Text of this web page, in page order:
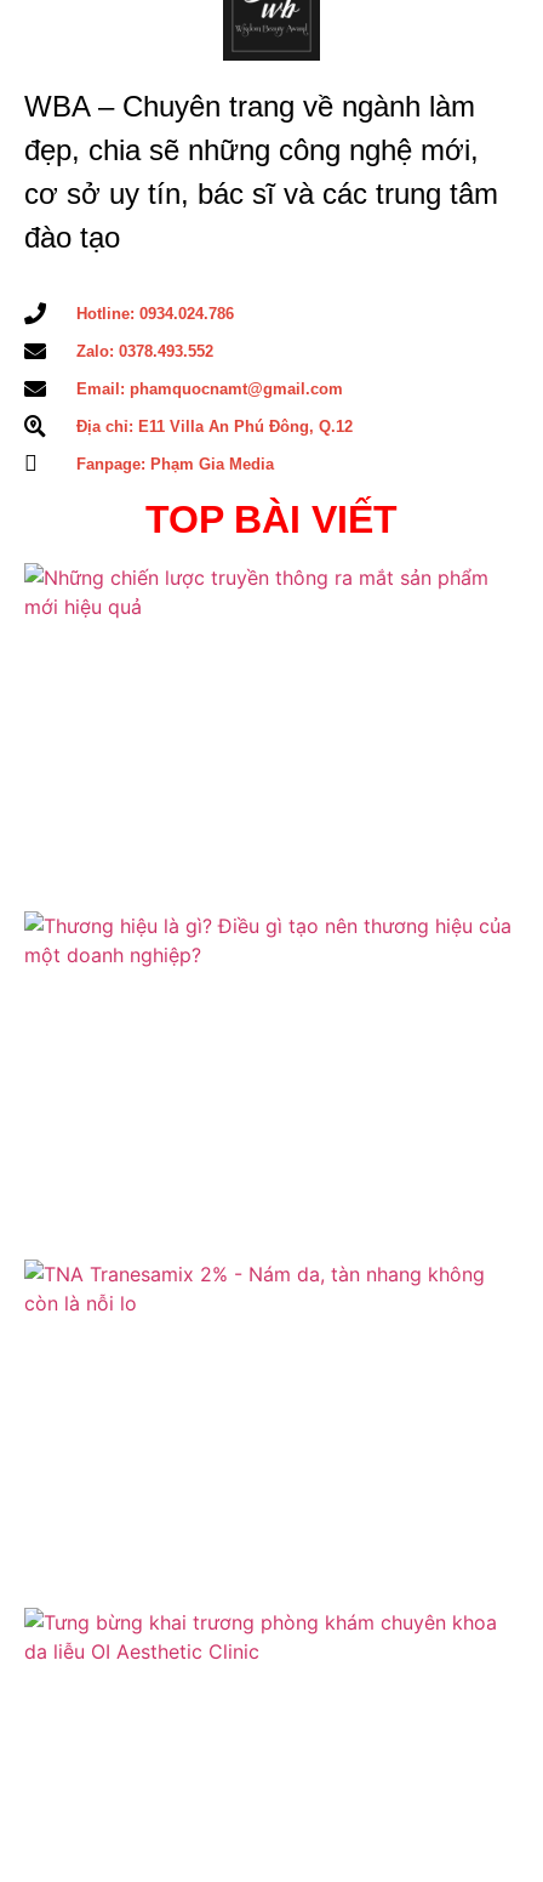
WBA – Chuyên trang về ngành làm
đẹp, chia sẽ những công nghệ mới,
cơ sở uy tín, bác sĩ và các trung tâm
đào tạo
Hotline: 0934.024.786
Zalo: 0378.493.552
Email: phamquocnamt@gmail.com
Địa chỉ: E11 Villa An Phú Đông, Q.12
Fanpage: Phạm Gia Media
TOP BÀI VIẾT